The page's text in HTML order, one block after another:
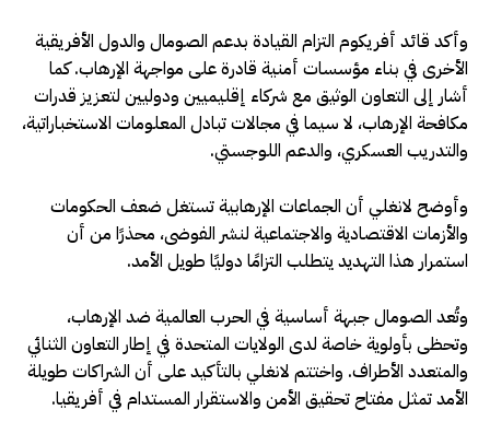
وأكد قائد أفريكوم التزام القيادة بدعم الصومال والدول الأفريقية
الأخرى في بناء مؤسسات أمنية قادرة على مواجهة الإرهاب. كما
أشار إلى التعاون الوثيق مع شركاء إقليميين ودوليين لتعزيز قدرات
مكافحة الإرهاب، لا سيما في مجالات تبادل المعلومات الاستخباراتية،
والتدريب العسكري، والدعم اللوجستي.
وأوضح لانغلي أن الجماعات الإرهابية تستغل ضعف الحكومات
والأزمات الاقتصادية والاجتماعية لنشر الفوضى، محذرًا من أن
استمرار هذا التهديد يتطلب التزامًا دوليًا طويل الأمد.
وتُعد الصومال جبهة أساسية في الحرب العالمية ضد الإرهاب،
وتحظى بأولوية خاصة لدى الولايات المتحدة في إطار التعاون الثنائي
والمتعدد الأطراف. واختتم لانغلي بالتأكيد على أن الشراكات طويلة
الأمد تمثل مفتاح تحقيق الأمن والاستقرار المستدام في أفريقيا.